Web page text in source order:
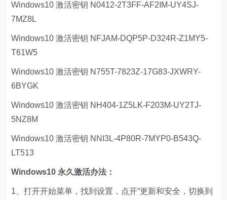
Windows10 激活密钥 N0412-2T3FF-AF2IM-UY4SJ-
7MZ8L
Windows10 激活密钥 NFJAM-DQP5P-D324R-Z1MY5-
T61W5
Windows10 激活密钥 N755T-7823Z-17G83-JXWRY-
6BYGK
Windows10 激活密钥 NH404-1Z5LK-F203M-UY2TJ-
5NZ8M
Windows10 激活密钥 NNI3L-4P80R-7MYP0-B543Q-
LT513
Windows10 永久激活办法：
1、打开开始菜单，找到设置，点开“更新和安全，切换到